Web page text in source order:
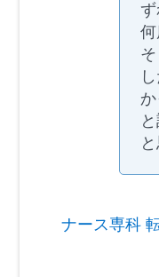
ず
ナース専科